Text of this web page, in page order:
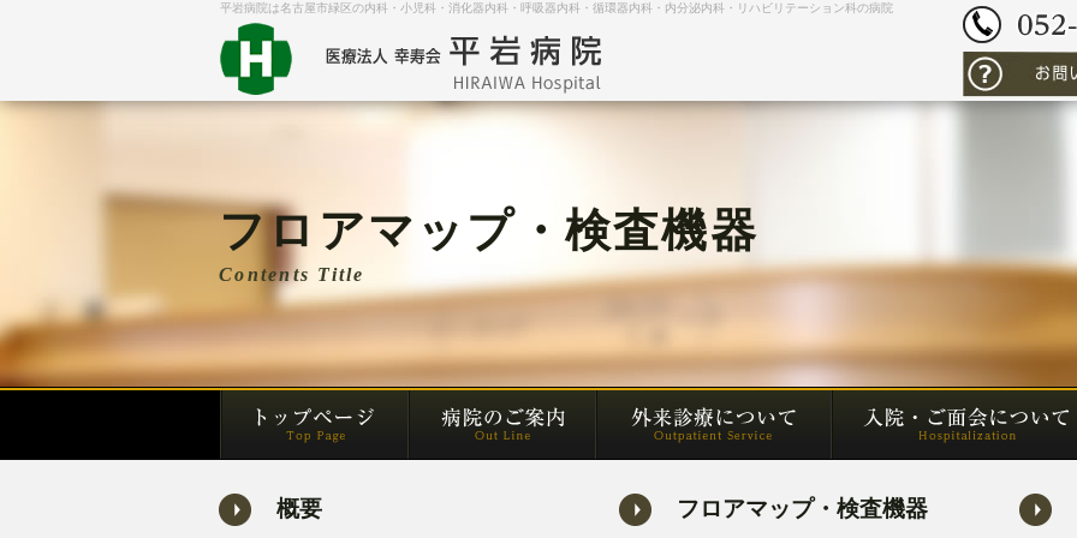
平岩病院は名古屋市緑区の内科・小児科・消化器内科・呼吸器内科・循環器内科・内分泌内科・リハビリテーション科の病院
フロアマップ・検査機器
Contents Title
概要 フロアマップ・検査機器